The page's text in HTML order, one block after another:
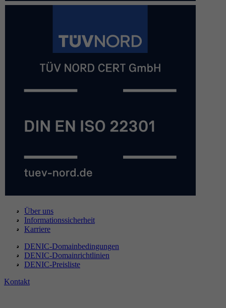
Über uns
Informationssicherheit
Karriere
DENIC-Domainbedingungen
DENIC-Domainrichtlinien
DENIC-Preisliste
Kontakt